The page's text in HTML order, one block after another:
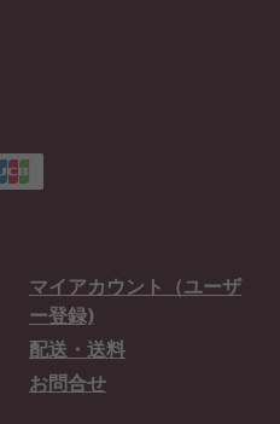
マイアカウント（ユーザ
ー登録)
配送・送料
お問合せ